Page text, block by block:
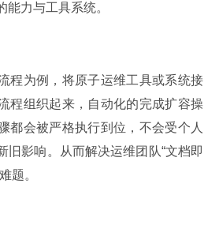
力与工具系统。
程为例，将原子运维工具或系统接
程组织起来，自动化的完成扩容操
都会被严格执行到位，不会受个人
旧影响。从而解决运维团队“文档即
题。